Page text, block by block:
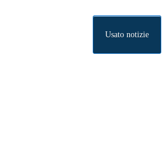
Usato notizie